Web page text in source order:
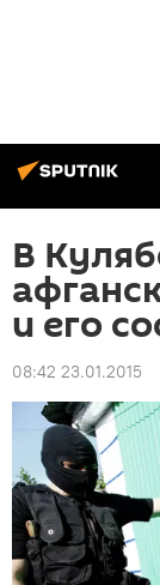
В
и его
08:42 23.01.2015